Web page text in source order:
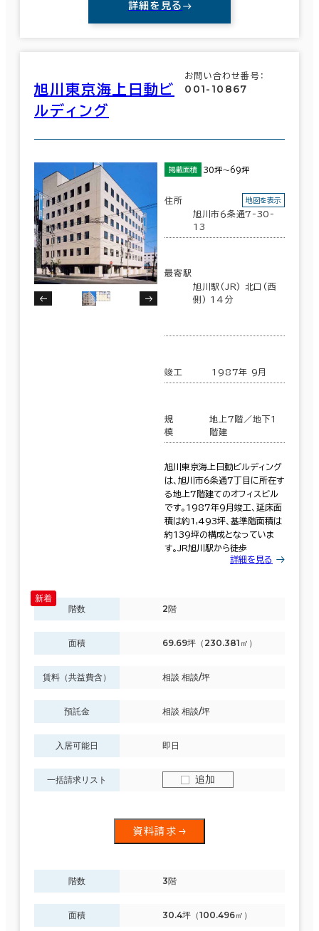
詳細を見る
旭川東京海上日動ビ
ルディング
お問い合わせ番号：
001-10867
掲載面積 30坪～69坪
住所
旭川市６条通7-30-
13
地図を表示
最寄駅
旭川駅(JR) 北口(西
側) 14分
竣工 1987年 9月
規
模
地上7階／地下1
階建
旭川東京海上日動ビルディング
は、旭川市6条通7丁目に所在す
る地上7階建てのオフィスビル
です。1987年9月竣工、延床面
積は約1,493坪、基準階面積は
約139坪の構成となっていま
す。JR旭川駅から徒歩
詳細を見る
階数 2階
面積 69.69坪（230.381㎡）
賃料（共益費含） 相談 相談/坪
預託金 相談 相談/坪
入居可能日 即日
一括請求リスト 追加
資料請求
階数 3階
面積 30.4坪（100.496㎡）